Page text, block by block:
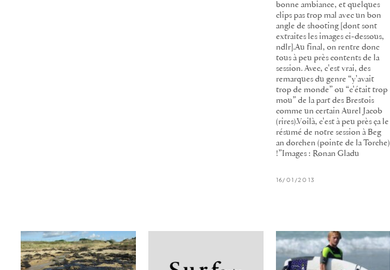
bonne ambiance, et quelques
clips pas trop mal avec un bon
angle de shooting [dont sont
extraites les images ci-dessous,
ndlr].Au final, on rentre donc
tous à peu près contents de la
session. Avec, c'est vrai, des
remarques du genre “y'avait
trop de monde” ou “c'était trop
mou” de la part des Brestois
comme un certain Aurel Jacob
(rires).Voilà, c'est à peu près ça le
résumé de notre session à Beg
an dorchen (pointe de la Torche)
!”Images : Ronan Gladu
16/01/2013